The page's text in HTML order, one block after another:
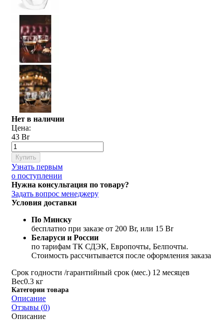
Нет в наличии
Цена:
43 Br
Купить
Узнать первым
о поступлении
Нужна консультация по товару?
Задать вопрос менеджеру
Условия доставки
По Минску
бесплатно при заказе от 200 Br, или 15 Br
Беларуси и России
по тарифам ТК СДЭК, Европочты, Белпочты.
Стоимость рассчитывается после оформления заказа
Срок годности /гарантийный срок (мес.) 12 месяцев
Вес0.3 кг
Категории товара
Описание
Отзывы (0)
Описание